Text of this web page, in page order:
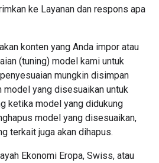
ke Layanan dan respons apa
konten yang Anda impor atau
(tuning) model kami untuk
mungkin disimpan
model yang disesuaikan untuk
ketika model yang didukung
model yang disesuaikan,
terkait juga akan dihapus.
Ekonomi Eropa, Swiss, atau